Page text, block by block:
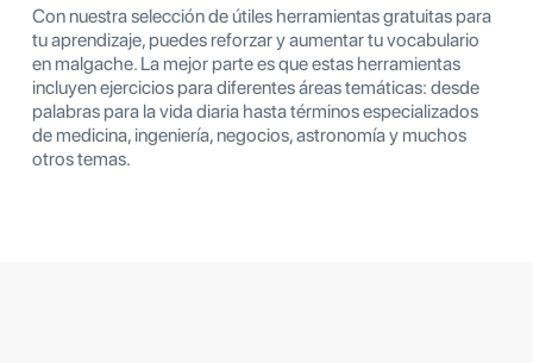
Con nuestra selección de útiles herramientas gratuitas para
tu aprendizaje, puedes reforzar y aumentar tu vocabulario
en malgache. La mejor parte es que estas herramientas
incluyen ejercicios para diferentes áreas temáticas: desde
palabras para la vida diaria hasta términos especializados
de medicina, ingeniería, negocios, astronomía y muchos
otros temas.